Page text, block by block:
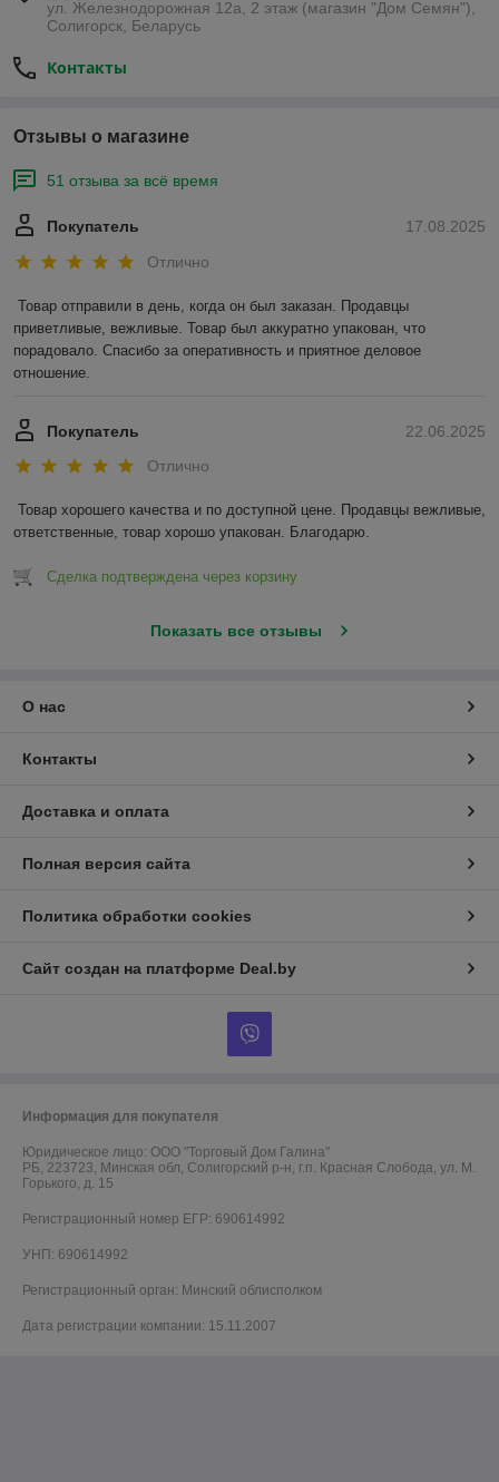
ул. Железнодорожная 12а, 2 этаж (магазин "Дом Семян"),
Солигорск, Беларусь
Контакты
Отзывы о магазине
51 отзыва за всё время
17.08.2025
Покупатель
Отлично
Товар отправили в день, когда он был заказан. Продавцы
приветливые, вежливые. Товар был аккуратно упакован, что
порадовало. Спасибо за оперативность и приятное деловое
отношение.
22.06.2025
Покупатель
Отлично
Товар хорошего качества и по доступной цене. Продавцы вежливые,
ответственные, товар хорошо упакован. Благодарю.
Сделка подтверждена через корзину
Показать все отзывы
О нас
Контакты
Доставка и оплата
Полная версия сайта
Политика обработки cookies
Сайт создан на платформе Deal.by
Информация для покупателя
Юридическое лицо: ООО "Торговый Дом Галина"
РБ, 223723, Минская обл, Солигорский р-н, г.п. Красная Слобода, ул. М.
Горького, д. 15
Регистрационный номер ЕГР: 690614992
УНП: 690614992
Регистрационный орган: Минский облисполком
Дата регистрации компании: 15.11.2007